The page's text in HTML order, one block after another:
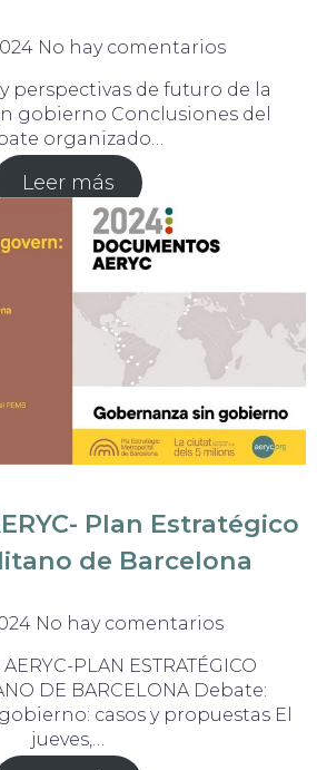
No hay comentarios
perspectivas de futuro de la
gobierno Conclusiones del
organizado…
Leer más
Plan Estratégico
de Barcelona
No hay comentarios
PLAN ESTRATÉGICO
DE BARCELONA Debate:
casos y propuestas El
jueves,…